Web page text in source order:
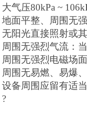
大气压80kPa ~
地面平整、周围无
无阳光直接照射或
周围无强烈气流：
周围无强烈电磁场
周围无易燃、易爆
设备周围应留有适
?